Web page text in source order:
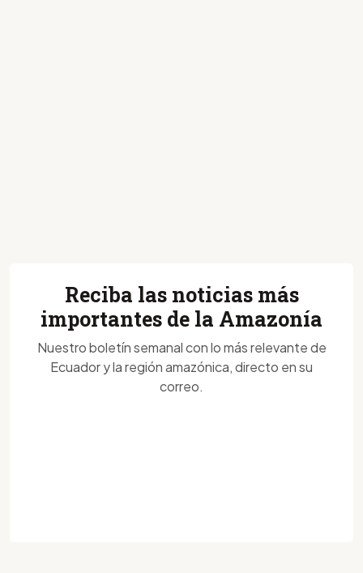
Reciba las noticias más
importantes de la Amazonía
Nuestro boletín semanal con lo más relevante de
Ecuador y la región amazónica, directo en su
correo.